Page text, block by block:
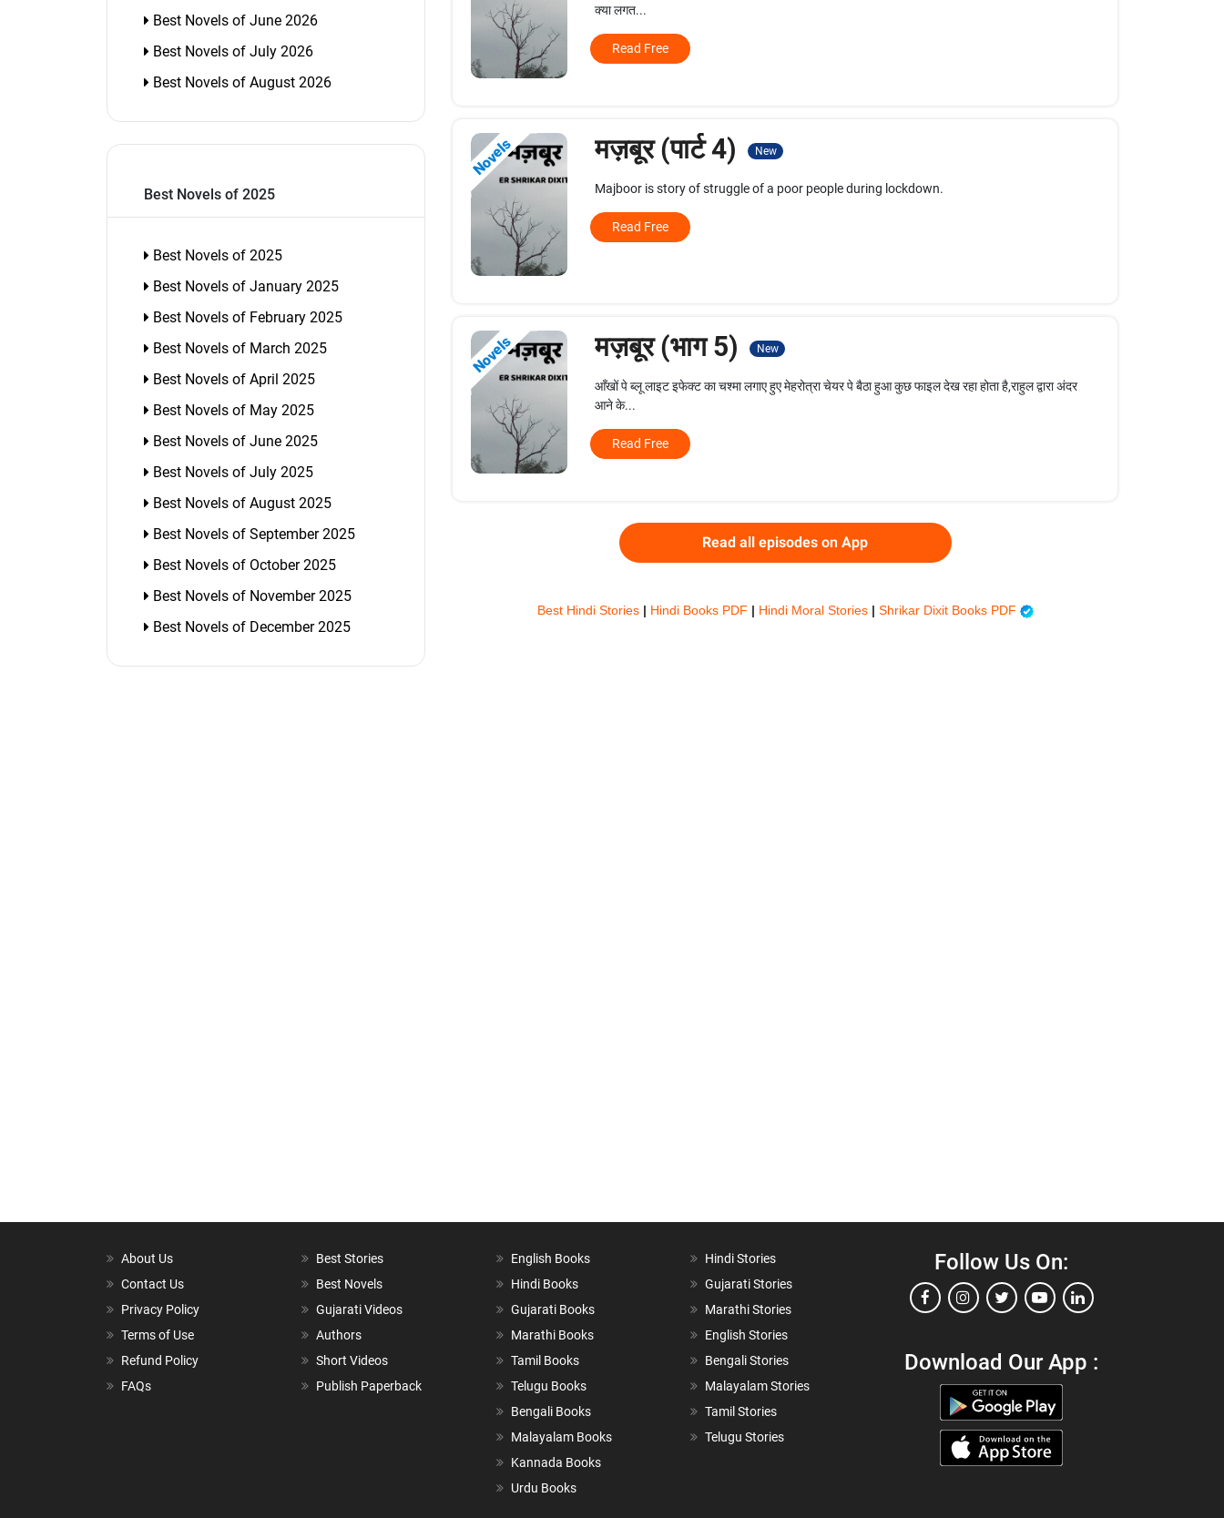
Best Novels of June 2026
Best Novels of July 2026
Best Novels of August 2026
Best Novels of 2025
Best Novels of 2025
Best Novels of January 2025
Best Novels of February 2025
Best Novels of March 2025
Best Novels of April 2025
Best Novels of May 2025
Best Novels of June 2025
Best Novels of July 2025
Best Novels of August 2025
Best Novels of September 2025
Best Novels of October 2025
Best Novels of November 2025
Best Novels of December 2025
क्या लगत...
Read Free
Novels मज़बूर (पार्ट 4) New
Majboor is story of struggle of a poor people during lockdown.
Read Free
Novels मज़बूर (भाग 5) New
आँखों पे ब्लू लाइट इफेक्ट का चश्मा लगाए हुए मेहरोत्रा चेयर पे बैठा हुआ कुछ फाइल देख रहा होता है,राहुल द्वारा अंदर
आने के...
Read Free
Read all episodes on App
Best Hindi Stories | Hindi Books PDF | Hindi Moral Stories | Shrikar Dixit Books PDF
About Us
Contact Us
Privacy Policy
Terms of Use
Refund Policy
FAQs
Best Stories
Best Novels
Gujarati Videos
Authors
Short Videos
Publish Paperback
English Books
Hindi Books
Gujarati Books
Marathi Books
Tamil Books
Telugu Books
Bengali Books
Malayalam Books
Kannada Books
Urdu Books
Hindi Stories
Gujarati Stories
Marathi Stories
English Stories
Bengali Stories
Malayalam Stories
Tamil Stories
Telugu Stories
Follow Us On:
Download Our App :